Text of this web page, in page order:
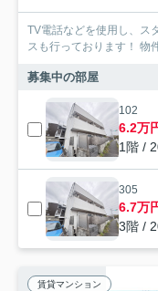
TV電話などを使用し、ス
スも行っております！ 物
募集中の部屋
102
6.2万
1階 /
305
6.7万
3階 /
賃貸マンション